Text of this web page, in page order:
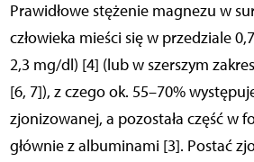
Prawidłowe stężenie magnezu w
człowieka mieści się w przedziale
2,3 mg/dl) [4] (lub w szerszym
[6, 7]), z czego ok. 55–70%
zjonizowanej, a pozostała część w
głównie z albuminami [3]. Postać